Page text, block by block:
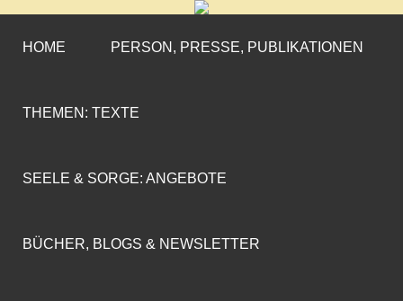
CORNELIA COENEN-
MARX
»ENGAGEMENT MIT PROFIL«
HOME PERSON, PRESSE, PUBLIKATIONEN
THEMEN: TEXTE
SEELE & SORGE: ANGEBOTE
BÜCHER, BLOGS & NEWSLETTER